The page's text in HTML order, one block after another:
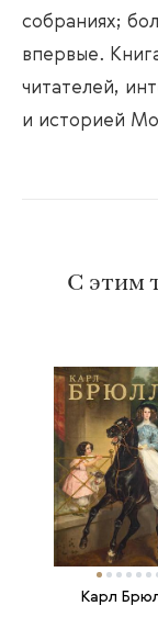
собраниях;
впервые.
читателей,
и историей
С этим
Карл